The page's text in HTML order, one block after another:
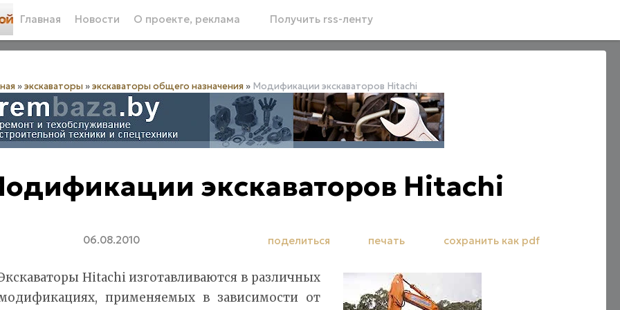
Главная Новости О проекте, реклама Получить rss-ленту
»экскаваторы »экскаваторы общего назначения » Модификации экскаваторов Hitachi
экскаваторов Hitachi
06.08.2010 поделиться печать сохранить как pdf
Hitachi изготавливаются в различных
применяемых в зависимости от